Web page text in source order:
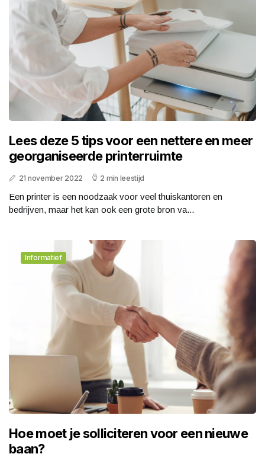
Lees deze 5 tips voor een nettere en meer
georganiseerde printerruimte
21 november 2022 2 min leestijd
Een printer is een noodzaak voor veel thuiskantoren en
bedrijven, maar het kan ook een grote bron va...
Informatief
Hoe moet je solliciteren voor een nieuwe
baan?